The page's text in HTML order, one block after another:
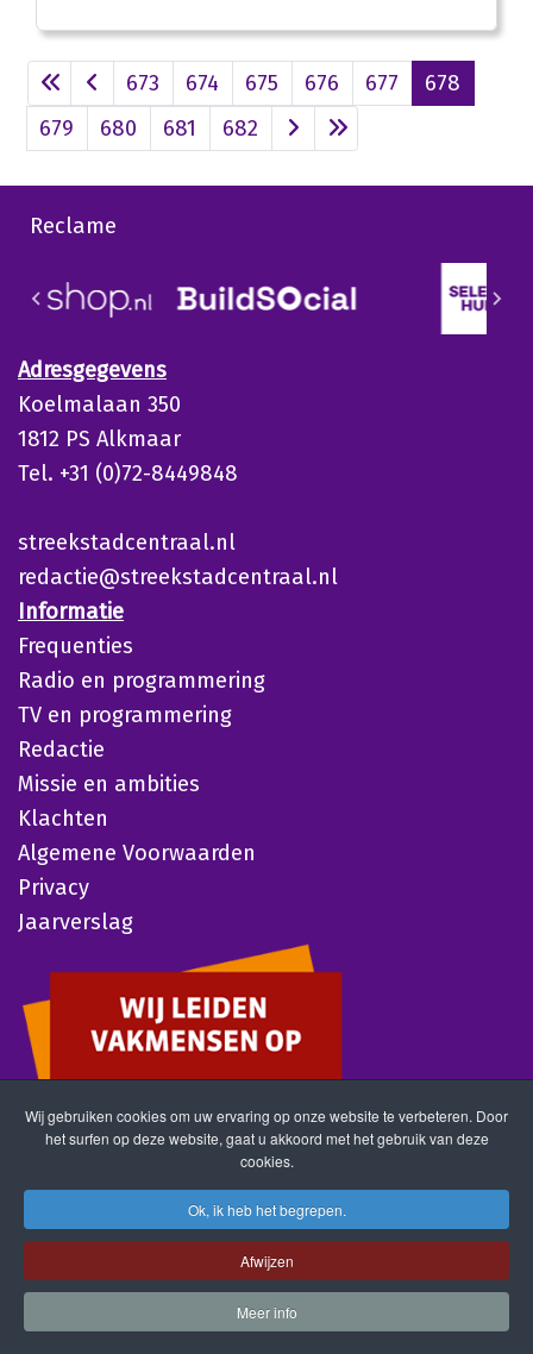
673 674 675 676 677
678
679
680 681 682
Reclame
Adresgegevens
Koelmalaan 350
1812 PS Alkmaar
Tel. +31 (0)72-8449848
streekstadcentraal.nl
redactie@streekstadcentraal.nl
Informatie
Frequenties
Radio en programmering
TV en programmering
Redactie
Missie en ambities
Klachten
Algemene Voorwaarden
Privacy
Jaarverslag
Wij gebruiken cookies om uw ervaring op onze website te verbeteren. Door
het surfen op deze website, gaat u akkoord met het gebruik van deze
cookies.
Ok, ik heb het begrepen.
Afwijzen
Meer info